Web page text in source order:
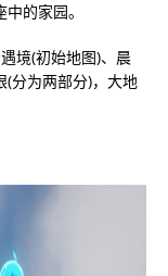
的家园。
境(初始地图)、晨
(分为两部分)，大地